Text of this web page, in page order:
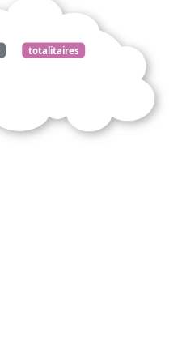
totalitaires